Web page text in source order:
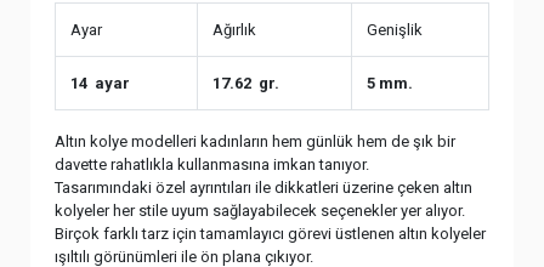
Ayar Ağırlık Genişlik
14 ayar 17.62 gr. 5 mm.
Altın kolye modelleri kadınların hem günlük hem de şık bir
davette rahatlıkla kullanmasına imkan tanıyor.
Tasarımındaki özel ayrıntıları ile dikkatleri üzerine çeken altın
kolyeler her stile uyum sağlayabilecek seçenekler yer alıyor.
Birçok farklı tarz için tamamlayıcı görevi üstlenen altın kolyeler
ışıltılı görünümleri ile ön plana çıkıyor.